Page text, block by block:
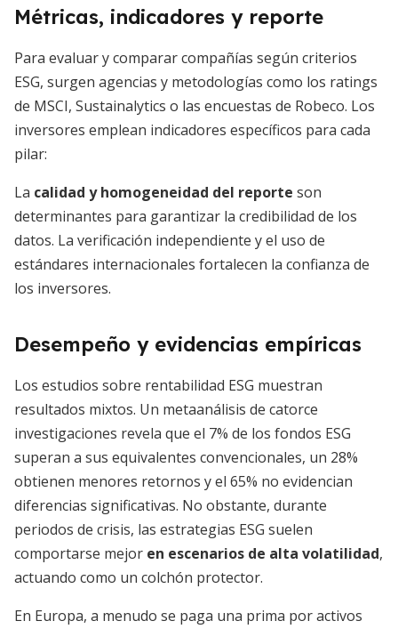
Métricas, indicadores y reporte
Para evaluar y comparar compañías según criterios
ESG, surgen agencias y metodologías como los ratings
de MSCI, Sustainalytics o las encuestas de Robeco. Los
inversores emplean indicadores específicos para cada
pilar:
La calidad y homogeneidad del reporte son
determinantes para garantizar la credibilidad de los
datos. La verificación independiente y el uso de
estándares internacionales fortalecen la confianza de
los inversores.
Desempeño y evidencias empíricas
Los estudios sobre rentabilidad ESG muestran
resultados mixtos. Un metaanálisis de catorce
investigaciones revela que el 7% de los fondos ESG
superan a sus equivalentes convencionales, un 28%
obtienen menores retornos y el 65% no evidencian
diferencias significativas. No obstante, durante
periodos de crisis, las estrategias ESG suelen
comportarse mejor en escenarios de alta volatilidad,
actuando como un colchón protector.
En Europa, a menudo se paga una prima por activos